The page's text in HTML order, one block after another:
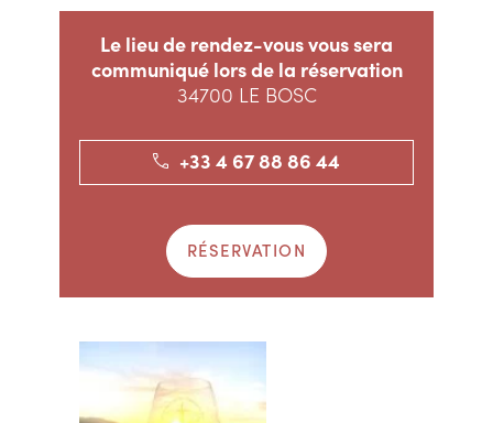
Le lieu de rendez-vous vous sera
communiqué lors de la réservation
34700 LE BOSC
+33 4 67 88 86 44
RÉSERVATION